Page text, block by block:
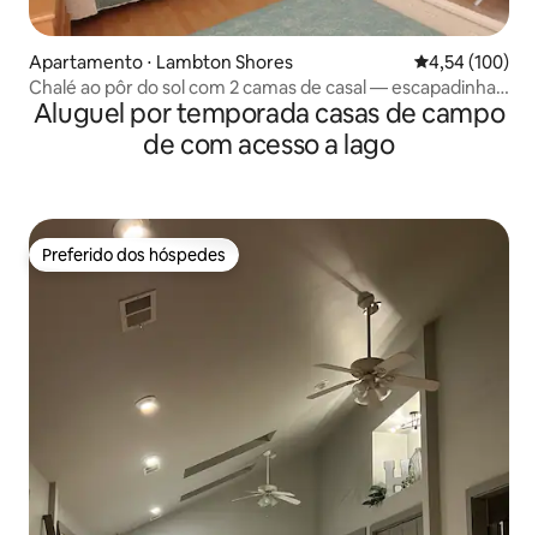
Apartamento ⋅ Lambton Shores 4,54 de uma
4,54 (100)
Chalé ao pôr do sol com 2 camas de casal — escapadinha
na praia
Aluguel por temporada casas de campo
de com acesso a lago
Preferido dos hóspedes
Preferido dos hóspedes